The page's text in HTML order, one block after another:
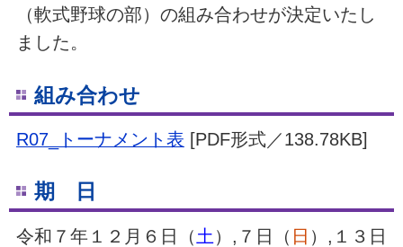
（軟式野球の部）の組み合わせが決定いたし
ました。
組み合わせ
R07_トーナメント表 [PDF形式／138.78KB]
期 日
令和７年１２月６日（ 土 ）,７日（ 日 ）,１３日